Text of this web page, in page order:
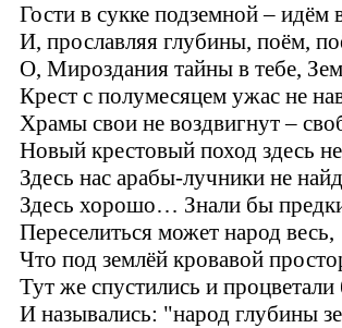
Гости в сукке подземной – идём
И, прославляя глубины, поём,
О, Мироздания тайны в тебе,
Крест с полумесяцем ужас не
Храмы свои не воздвигнут –
Новый крестовый поход здесь
Здесь нас арабы-лучники не
Здесь хорошо… Знали бы
Переселиться может народ весь,
Что под землёй кровавой
Тут же спустились и процветали
И назывались: "народ глубины